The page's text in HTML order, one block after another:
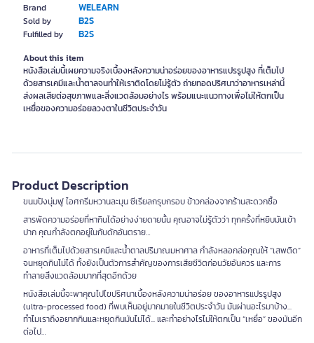
Brand WELEARN
Sold by B2S
Fulfilled by B2S
About this item
หนังสือเล่มนี้เผยความจริงเบื้องหลังความน่าอร่อยของอาหารแปรรูปสูง ที่เต็มไป
ด้วยสารเคมีและน้ำตาลจนทำให้เราติดโดยไม่รู้ตัว ถ่ายทอดปริศนาว่าอาหารเหล่านี้
ส่งผลเสียต่อสุขภาพและสิ่งแวดล้อมอย่างไร พร้อมแนะแนวทางเพื่อไม่ให้ตกเป็น
เหยื่อของความอร่อยลวงตาในชีวิตประจำวัน
Product Description
ขนมปังนุ่มฟู ไอศกรีมหวานละมุน ซีเรียลกรุบกรอบ ข้าวกล่องจากร้านสะดวกซื้อ
สารพัดความอร่อยที่หากินได้อย่างง่ายดายนั้น คุณอาจไม่รู้ตัวว่า ทุกครั้งที่หยิบมันเข้า
ปาก คุณกำลังตกอยู่ในกับดักอันตราย…
อาหารที่เต็มไปด้วยสารเคมีและน้ำตาลปริมาณมหาศาล กำลังหลอกล่อคุณให้ “เสพติด”
จนหยุดกินไม่ได้ ทั้งยังเป็นตัวการสำคัญของการเสียชีวิตก่อนวัยอันควร และการ
ทำลายสิ่งแวดล้อมมากที่สุดอีกด้วย
หนังสือเล่มนี้จะพาคุณไปไขปริศนาเบื้องหลังความน่าอร่อย ของอาหารแปรรูปสูง
(ultra-processed food) ที่พบเห็นอยู่มากมายในชีวิตประจำวัน มันผ่านอะไรมาบ้าง...
ทำไมเราถึงอยากกินและหยุดกินมันไม่ได้... และทำอย่างไรไม่ให้ตกเป็น “เหยื่อ” ของมันอีก
ต่อไป…